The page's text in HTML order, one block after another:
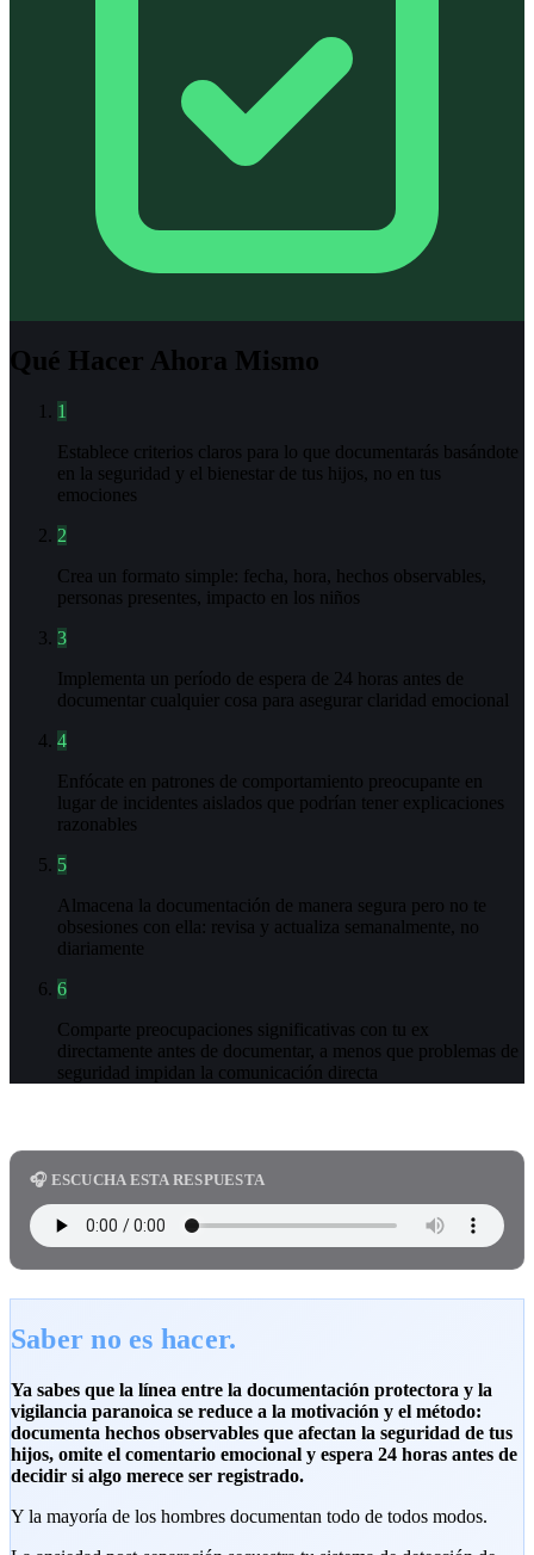
Qué Hacer Ahora Mismo
1
Establece criterios claros para lo que documentarás basándote
en la seguridad y el bienestar de tus hijos, no en tus
emociones
2
Crea un formato simple: fecha, hora, hechos observables,
personas presentes, impacto en los niños
3
Implementa un período de espera de 24 horas antes de
documentar cualquier cosa para asegurar claridad emocional
4
Enfócate en patrones de comportamiento preocupante en
lugar de incidentes aislados que podrían tener explicaciones
razonables
5
Almacena la documentación de manera segura pero no te
obsesiones con ella: revisa y actualiza semanalmente, no
diariamente
6
Comparte preocupaciones significativas con tu ex
directamente antes de documentar, a menos que problemas de
seguridad impidan la comunicación directa
🎧 ESCUCHA ESTA RESPUESTA
Saber no es hacer.
Ya sabes que la línea entre la documentación protectora y la
vigilancia paranoica se reduce a la motivación y el método:
documenta hechos observables que afectan la seguridad de tus
hijos, omite el comentario emocional y espera 24 horas antes de
decidir si algo merece ser registrado.
Y la mayoría de los hombres documentan todo de todos modos.